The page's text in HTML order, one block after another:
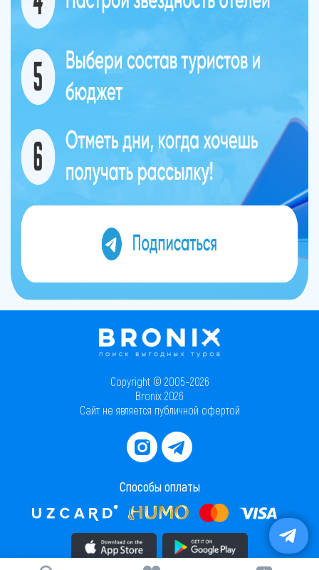
Copyright © 2005–2026
Bronix 2026
Сайт не является публичной офертой
Способы оплаты
Скачать приложение в AppStore Скачать приложение в PlayMarket